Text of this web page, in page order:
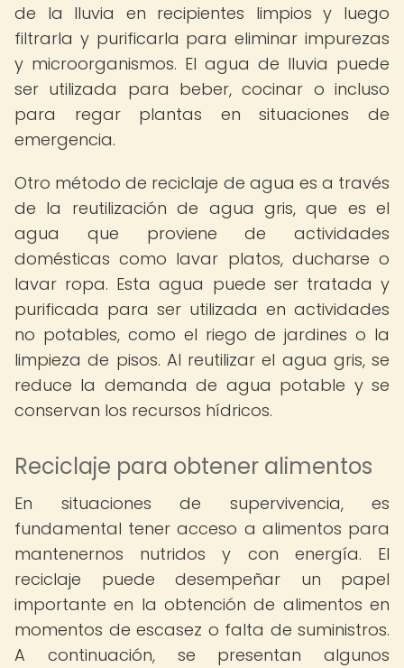
de la lluvia en recipientes limpios y luego
filtrarla y purificarla para eliminar impurezas
y microorganismos. El agua de lluvia puede
ser utilizada para beber, cocinar o incluso
para regar plantas en situaciones de
emergencia.
Otro método de reciclaje de agua es a través
de la reutilización de agua gris, que es el
agua que proviene de actividades
domésticas como lavar platos, ducharse o
lavar ropa. Esta agua puede ser tratada y
purificada para ser utilizada en actividades
no potables, como el riego de jardines o la
limpieza de pisos. Al reutilizar el agua gris, se
reduce la demanda de agua potable y se
conservan los recursos hídricos.
Reciclaje para obtener alimentos
En situaciones de supervivencia, es
fundamental tener acceso a alimentos para
mantenernos nutridos y con energía. El
reciclaje puede desempeñar un papel
importante en la obtención de alimentos en
momentos de escasez o falta de suministros.
A continuación, se presentan algunos